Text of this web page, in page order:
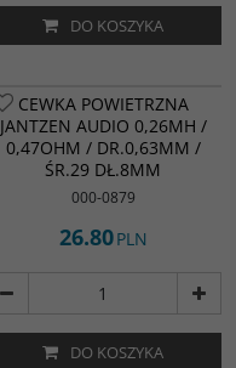
DO KOSZYKA
CEWKA POWIETRZNA
JANTZEN AUDIO 0,26MH /
0,47OHM / DR.0,63MM /
ŚR.29 DŁ.8MM
000-0879
26.80PLN
DO KOSZYKA